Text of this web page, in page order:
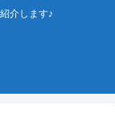
介します♪